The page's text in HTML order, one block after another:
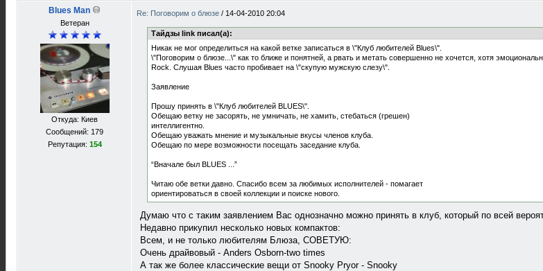
Blues Man
Ветеран
Откуда: Киев
Сообщений: 179
Репутация: 154
Re: Поговорим о блюзе / 14-04-2010 20:04
Тайдзы link писал(а):
Никак не мог определиться на какой ветке записаться в \"Клуб любителей Blues\".
\"Поговорим о блюзе...\" как то ближе и понятней, а рвать и метать совершенно не хочется, хотя
Rock. Слушая Blues часто пробивает на \"скупую мужскую слезу\".
Заявление
Прошу принять в \"Клуб любителей BLUES\".
Обещаю ветку не засорять, не умничать, не хамить, стебаться (грешен)
интеллигентно.
Обещаю уважать мнение и музыкальные вкусы членов клуба.
Обещаю по мере возможности посещать заседание клуба.
“Вначале был BLUES ...”
Читаю обе ветки давно. Спасибо всем за любимых исполнителей - помагает
ориентироваться в своей коллекции и поиске нового.
Думаю что с таким заявлением Вас однозначно можно принять в клуб, который по всей
Недавно прикупил несколько новых компактов:
Всем, и не только любителям Блюза, СОВЕТУЮ:
Очень драйвовый - Anders Osborn-two times
А так же более классические вещи от Snooky Pryor - Snooky